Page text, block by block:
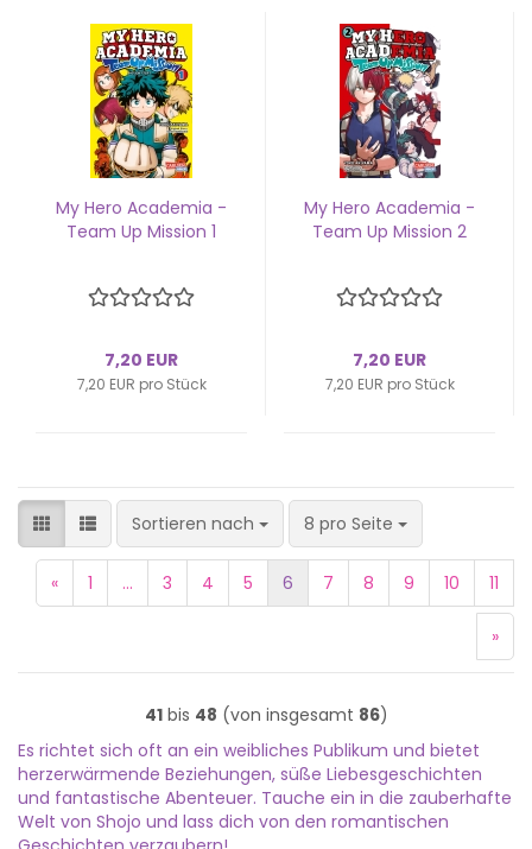
My Hero Aca­de­mia -
Team Up Mis­si­on 1
7,20 EUR
7,20 EUR pro Stück
My Hero Aca­de­mia -
Team Up Mis­si­on 2
7,20 EUR
7,20 EUR pro Stück
Sortieren nach
Sortieren nach 8 pro Seite
pro Seite
« 1 ... 3 4 5 6 7 8 9 10 11
»
41bis 48 (von insgesamt 86)
Es richtet sich oft an ein weibliches Publikum und bietet
herzerwärmende Beziehungen, süße Liebesgeschichten
und fantastische Abenteuer. Tauche ein in die zauberhafte
Welt von Shojo und lass dich von den romantischen